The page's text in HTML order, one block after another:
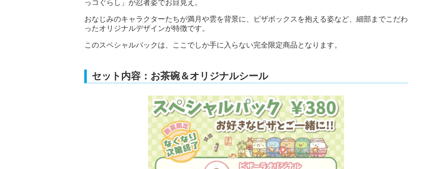
っコぐらし」が忍者姿でお目見え。
おなじみのキャラクターたちが満月や雲を背景に、ピザボックスを抱える姿など、細部までこだわ
ったオリジナルデザインが特徴です。
このスペシャルパックは、ここでしか手に入らない完全限定商品となります。
セット内容：お茶碗＆オリジナルシール